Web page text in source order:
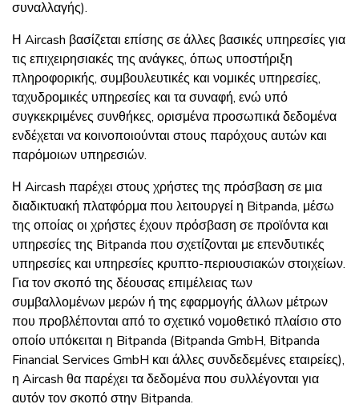
συναλλαγής).
Η Aircash βασίζεται επίσης σε άλλες βασικές υπηρεσίες για
τις επιχειρησιακές της ανάγκες, όπως υποστήριξη
πληροφορικής, συμβουλευτικές και νομικές υπηρεσίες,
ταχυδρομικές υπηρεσίες και τα συναφή, ενώ υπό
συγκεκριμένες συνθήκες, ορισμένα προσωπικά δεδομένα
ενδέχεται να κοινοποιούνται στους παρόχους αυτών και
παρόμοιων υπηρεσιών.
Η Aircash παρέχει στους χρήστες της πρόσβαση σε μια
διαδικτυακή πλατφόρμα που λειτουργεί η Bitpanda, μέσω
της οποίας οι χρήστες έχουν πρόσβαση σε προϊόντα και
υπηρεσίες της Bitpanda που σχετίζονται με επενδυτικές
υπηρεσίες και υπηρεσίες κρυπτο-περιουσιακών στοιχείων.
Για τον σκοπό της δέουσας επιμέλειας των
συμβαλλομένων μερών ή της εφαρμογής άλλων μέτρων
που προβλέπονται από το σχετικό νομοθετικό πλαίσιο στο
οποίο υπόκειται η Bitpanda (Bitpanda GmbH, Bitpanda
Financial Services GmbH και άλλες συνδεδεμένες εταιρείες),
η Aircash θα παρέχει τα δεδομένα που συλλέγονται για
αυτόν τον σκοπό στην Bitpanda.